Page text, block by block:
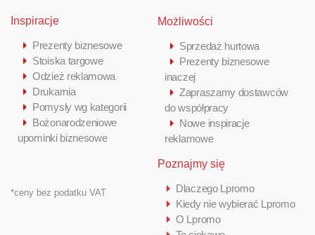
Inspiracje
Prezenty biznesowe
Stoiska targowe
Odzież reklamowa
Drukarnia
Pomysły wg kategorii
Bożonarodzeniowe
upominki biznesowe
*ceny bez podatku VAT
Możliwości
Sprzedaż hurtowa
Prezenty biznesowe
inaczej
Zapraszamy dostawców
do współpracy
Nowe inspiracje
reklamowe
Poznajmy się
Dlaczego Lpromo
Kiedy nie wybierać Lpromo
O Lpromo